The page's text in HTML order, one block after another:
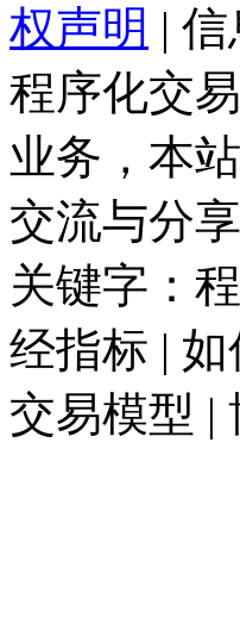
权声明 |
程序化交
业务，本
交流与分享
关键字：
经指标 |
交易模型 |